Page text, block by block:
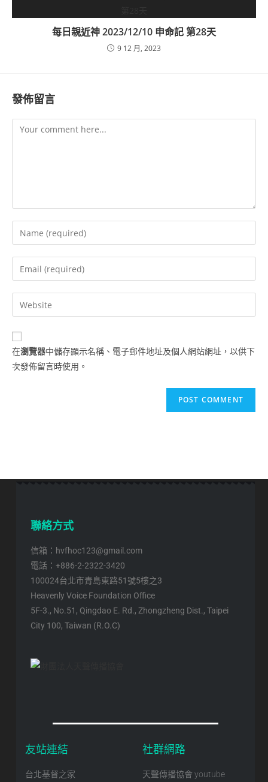
每日親近神 2023/12/10 申命記 第28天
9 12 月, 2023
發佈留言
在瀏覽器中儲存顯示名稱、電子郵件地址及個人網站網址，以供下
次發佈留言時使用。
聯絡方式
信箱：hvfhoc123@gmail.com
電話：+886-2-2322-3420
100024台北市青島東路51號5樓之3
Heavenly Voice Foundation Office
5F-3., No.51, Qingdao E. Rd., Zhongzheng Dist., Taipei
City 100, Taiwan (R.O.C)
友站連結
台北基督之家
社群網路
天聲傳播協會 youtube